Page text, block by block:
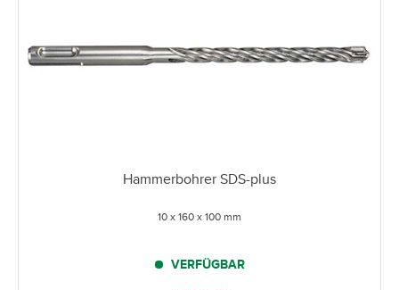
Hammerbohrer SDS-plus
10 x 160 x 100 mm
VERFÜGBAR